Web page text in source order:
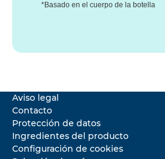
*Basado en el cuerpo de la botella
Aviso legal
Contacto
Protección de datos
Ingredientes del producto
Configuración de cookies